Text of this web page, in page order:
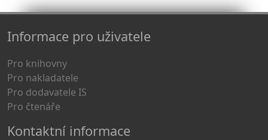
Informace pro uživatele
Pro knihovny
Pro nakladatele
Pro dodavatele IS
Pro čtenáře
Kontaktní informace